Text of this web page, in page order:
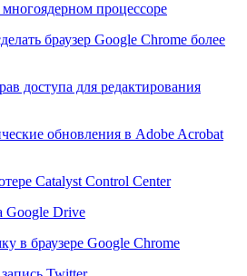
процессоре
браузер Google Chrome более
доступа для редактирования
обновления в Adobe Acrobat
Catalyst Control Center
Google Drive
в браузере Google Chrome